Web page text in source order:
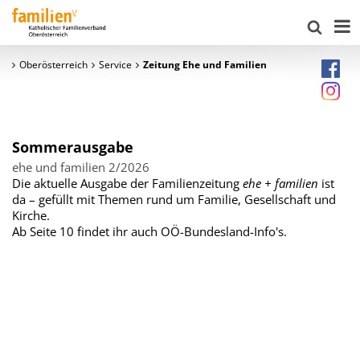
Oberösterreich Service Zeitung Ehe und Familien
Sommerausgabe
ehe und familien 2/2026
Die aktuelle Ausgabe der Familienzeitung ehe + familien ist
da – gefüllt mit Themen rund um Familie, Gesellschaft und
Kirche.
Ab Seite 10 findet ihr auch OÖ-Bundesland-Info's.